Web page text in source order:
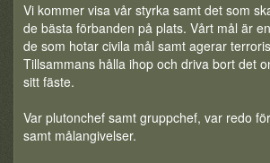
Vi kommer visa vår styrka samt det som
de bästa förbanden på plats. Vårt mål är
de som hotar civila mål samt agerar
Tillsammans hålla ihop och driva bort det
sitt fäste.
Var plutonchef samt gruppchef, var redo
samt målangivelser.